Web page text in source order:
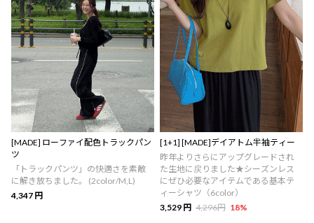
[MADE] ローファイ配色トラックパン
ツ
「トラックパンツ」の快適さを素敵
に解き放ちました。 (2color/M,L)
4,347 円
[1+1] [MADE]デイアトム半袖ティー
昨年よりさらにアップグレードされ
た生地に戻りました★シーズンレス
にぜひ必要なアイテムである基本テ
ィーシャツ（6color）
3,529 円 4,296円 18%